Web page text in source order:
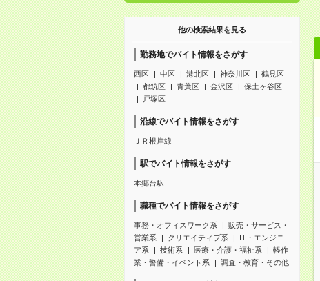
他の検索結果を見る
勤務地でバイト情報をさがす
西区 中区 港北区 神奈川区
鶴見区
都筑区
青葉区 金沢区
保土ヶ谷区
戸塚区
沿線でバイト情報をさがす
ＪＲ根岸線
駅でバイト情報をさがす
本郷台駅
職種でバイト情報をさがす
事務・オフィスワーク系
販売・サービス・
営業系
クリエイティブ系
IT・エンジニ
ア系
技術系 医療・介護・福祉系
軽作
業・警備・イベント系
調査・教育・その他